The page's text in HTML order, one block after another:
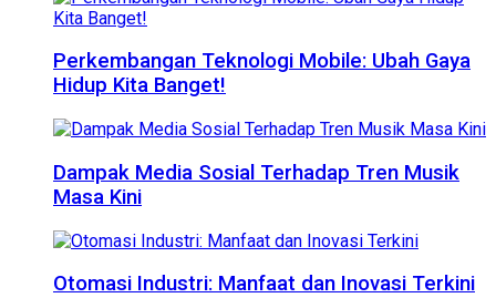
Perkembangan Teknologi Mobile: Ubah Gaya
Hidup Kita Banget!
Dampak Media Sosial Terhadap Tren Musik
Masa Kini
Otomasi Industri: Manfaat dan Inovasi Terkini